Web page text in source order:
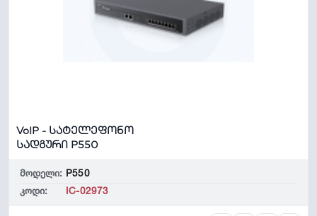
VoIP - სატელეფონო
სადგური P550
მოდელი: P550
კოდი:
IC-02973